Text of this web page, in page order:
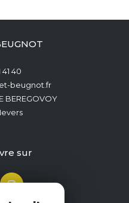
41 40
beugnot.fr
BEREGOVOY
Nevers
sur